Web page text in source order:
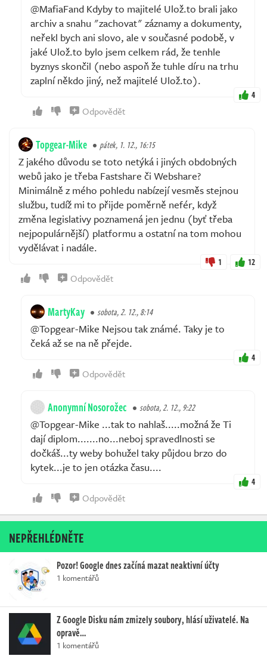
@MafiaFand Kdyby to majitelé Ulož.to brali jako
archiv a snahu "zachovat" záznamy a dokumenty,
neřekl bych ani slovo, ale v současné podobě, v
jaké Ulož.to bylo jsem celkem rád, že tenhle
byznys skončil (nebo aspoň že tuhle díru na trhu
zaplní někdo jiný, než majitelé Ulož.to).
4
Odpovědět
Topgear-Mike pátek, 1. 12., 16:15
Z jakého důvodu se toto netýká i jiných obdobných
webů jako je třeba Fastshare či Webshare?
Minimálně z mého pohledu nabízejí vesměs stejnou
službu, tudíž mi to přijde poměrně nefér, když
změna legislativy poznamená jen jednu (byť třeba
nejpopulárnější) platformu a ostatní na tom mohou
vydělávat i nadále.
1 12
Odpovědět
MartyKay sobota, 2. 12., 8:14
@Topgear-Mike Nejsou tak známé. Taky je to
čeká až se na ně přejde.
4
Odpovědět
Anonymní Nosorožec sobota, 2. 12., 9:22
@Topgear-Mike ...tak to nahlaš.....možná že Ti
dají diplom.......no...neboj spravedlnosti se
dočkáš...ty weby bohužel taky půjdou brzo do
kytek...je to jen otázka času....
4
Odpovědět
NEPŘEHLÉDNĚTE
Pozor! Google dnes začíná mazat neaktivní účty
1 komentářů
Z Google Disku nám zmizely soubory, hlásí uživatelé. Na
opravě…
1 komentářů